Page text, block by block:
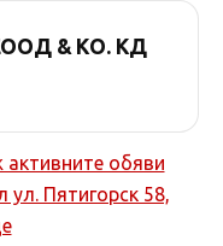
& КО. КД
активните обяви
ул. Пятигорск 58,